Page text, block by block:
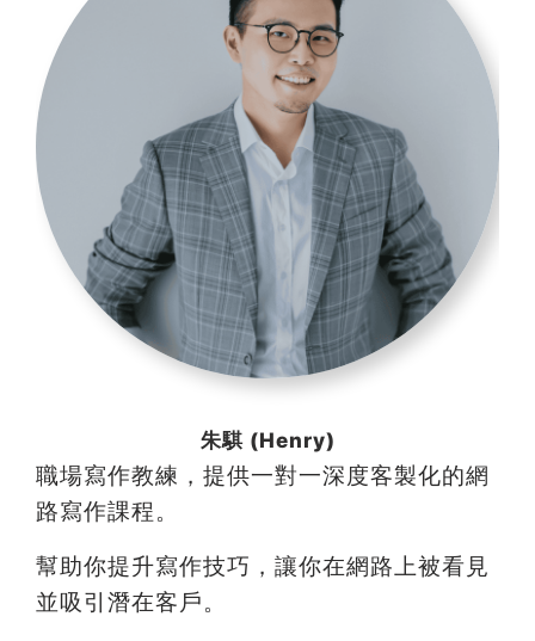
朱騏 (Henry)
職場寫作教練，提供一對一深度客製化的網
路寫作課程。
幫助你提升寫作技巧，讓你在網路上被看見
並吸引潛在客戶。